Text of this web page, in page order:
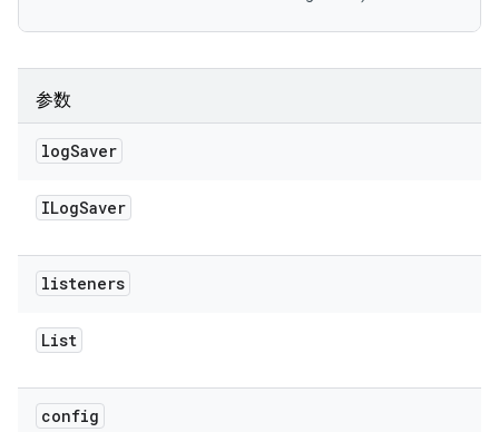
参数
logSaver
ILogSaver
listeners
List
config